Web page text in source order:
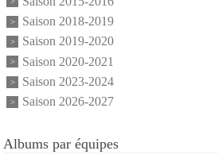
Saison 2018-2019
Saison 2019-2020
Saison 2020-2021
Saison 2023-2024
Saison 2026-2027
Albums par équipes